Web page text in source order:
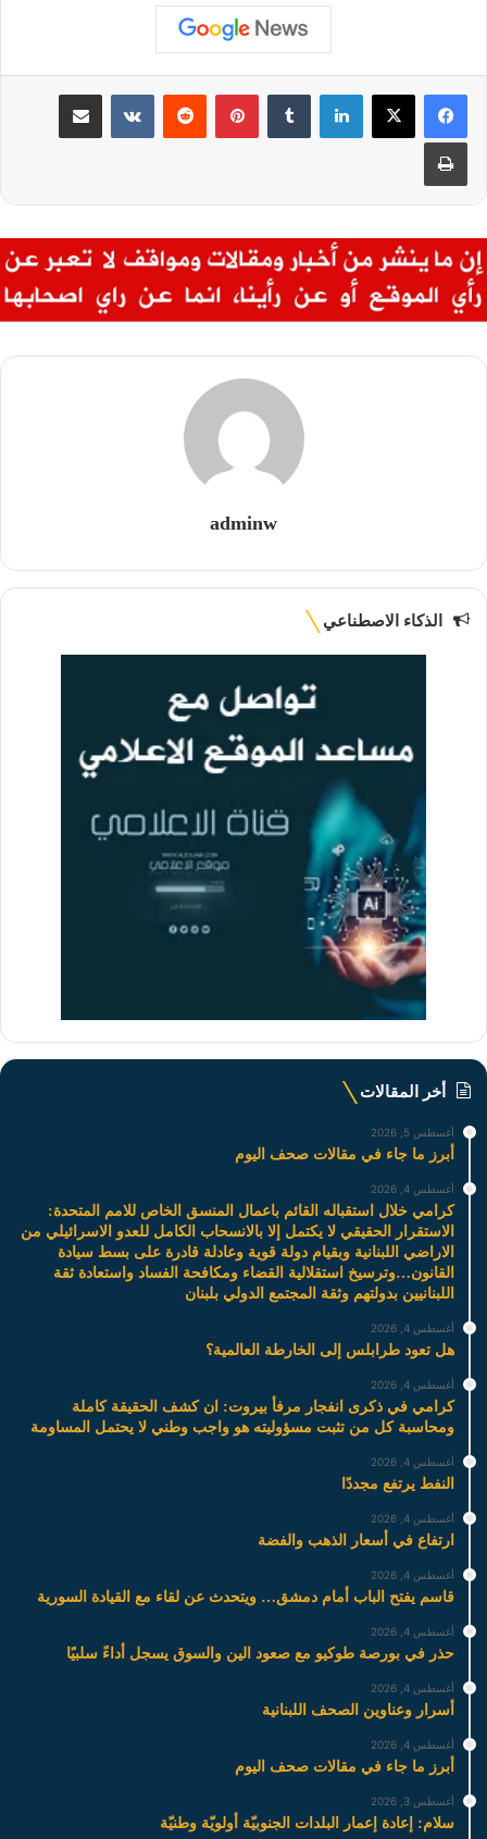
لينكدإن بينتيريست مشاركة عبر البريد
طباعة
adminw
الذكاء الاصطناعي
أخر المقالات
أغسطس 5, 2026
أبرز ما جاء في مقالات صحف اليوم
أغسطس 4, 2026
كرامي خلال استقباله القائم باعمال المنسق الخاص للامم المتحدة:
الاستقرار الحقيقي لا يكتمل إلا بالانسحاب الكامل للعدو الاسرائيلي من
الاراضي اللبنانية وبقيام دولة قوية وعادلة قادرة على بسط سيادة
القانون…وترسيخ استقلالية القضاء ومكافحة الفساد واستعادة ثقة
اللبنانيين بدولتهم وثقة المجتمع الدولي بلبنان
أغسطس 4, 2026
هل تعود طرابلس إلى الخارطة العالمية؟
أغسطس 4, 2026
كرامي في ذكرى انفجار مرفأ بيروت: ان كشف الحقيقة كاملة
ومحاسبة كل من تثبت مسؤوليته هو واجب وطني لا يحتمل المساومة
أغسطس 4, 2026
النفط يرتفع مجددًا
أغسطس 4, 2026
ارتفاع في أسعار الذهب والفضة
أغسطس 4, 2026
قاسم يفتح الباب أمام دمشق… ويتحدث عن لقاء مع القيادة السورية
أغسطس 4, 2026
حذر في بورصة طوكيو مع صعود الين والسوق يسجل أداءً سلبيًا
أغسطس 4, 2026
أسرار وعناوين الصحف اللبنانية
أغسطس 4, 2026
أبرز ما جاء في مقالات صحف اليوم
أغسطس 3, 2026
سلام: إعادة إعمار البلدات الجنوبيّة أولويّة وطنيّة